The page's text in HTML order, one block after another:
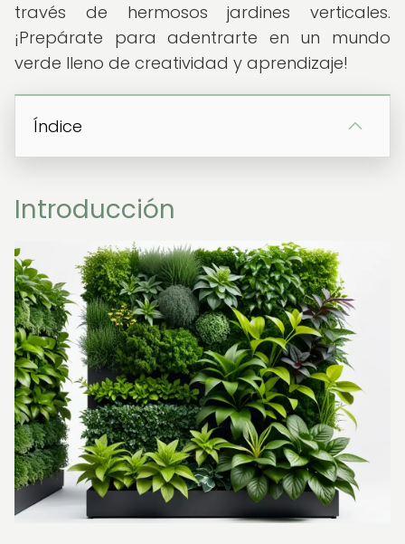
través de hermosos jardines verticales.
¡Prepárate para adentrarte en un mundo
verde lleno de creatividad y aprendizaje!
Índice
Introducción